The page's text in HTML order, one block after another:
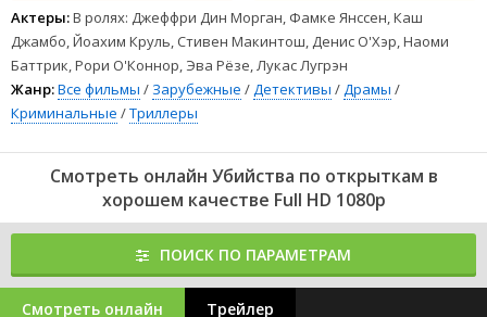
Актеры:В ролях: Джеффри Дин Морган, Фамке Янссен, Каш
Джамбо, Йоахим Круль, Стивен Макинтош, Денис О'Хэр, Наоми
Баттрик, Рори О'Коннор, Эва Рёзе, Лукас Лугрэн
Жанр:Все фильмы / Зарубежные /Детективы /Драмы /
Криминальные /Триллеры
Смотреть онлайн Убийства по открыткам в
хорошем качестве Full HD 1080p
ПОИСК ПО ПАРАМЕТРАМ
Смотреть онлайн Трейлер